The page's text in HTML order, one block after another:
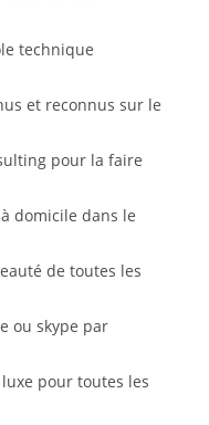
technique
et reconnus sur le
pour la faire
domicile dans le
de toutes les
ou skype par
pour toutes les